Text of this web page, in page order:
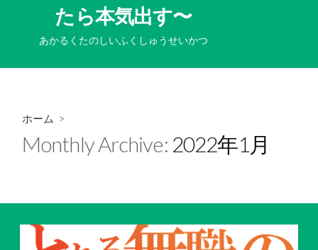
たら本気出す〜
あかるくたのしいふくしゅうせいかつ
ホーム >
Monthly Archive: 2022年1月